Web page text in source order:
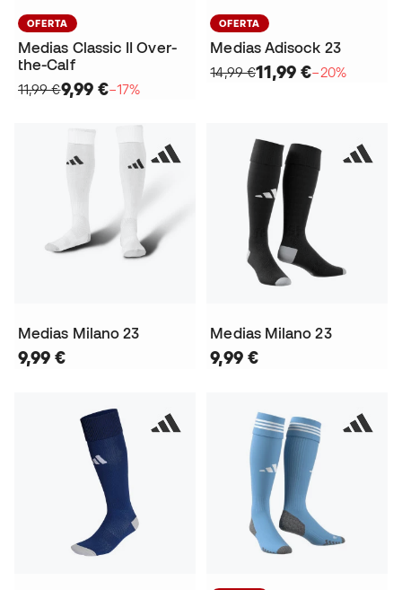
OFERTA
Medias Classic II Over-
the-Calf
11,99 €9,99 €−17%
OFERTA
Medias Adisock 23
14,99 €11,99 €−20%
Medias Milano 23
9,99 €
Medias Milano 23
9,99 €